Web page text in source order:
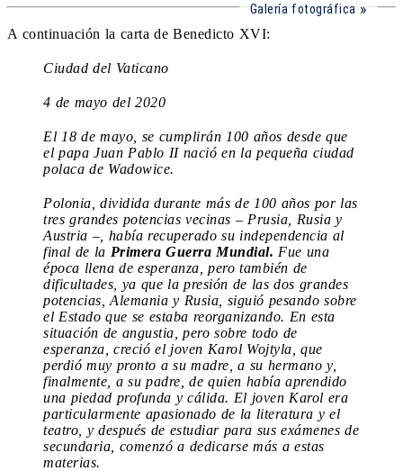
Galería fotográfica
A continuación la carta de Benedicto XVI:
Ciudad del Vaticano
4 de mayo del 2020
El 18 de mayo, se cumplirán 100 años desde que
el papa Juan Pablo II nació en la pequeña ciudad
polaca de Wadowice.
Polonia, dividida durante más de 100 años por las
tres grandes potencias vecinas – Prusia, Rusia y
Austria –, había recuperado su independencia al
final de la Primera Guerra Mundial. Fue una
época llena de esperanza, pero también de
dificultades, ya que la presión de las dos grandes
potencias, Alemania y Rusia, siguió pesando sobre
el Estado que se estaba reorganizando. En esta
situación de angustia, pero sobre todo de
esperanza, creció el joven Karol Wojtyla, que
perdió muy pronto a su madre, a su hermano y,
finalmente, a su padre, de quien había aprendido
una piedad profunda y cálida. El joven Karol era
particularmente apasionado de la literatura y el
teatro, y después de estudiar para sus exámenes de
secundaria, comenzó a dedicarse más a estas
materias.